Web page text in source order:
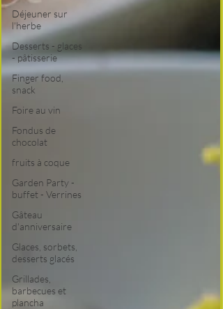
Déjeuner sur
l'herbe
Desserts - glaces
- pâtisserie
Finger food,
snack
Foire au vin
Fondus de
chocolat
fruits à coque
Garden Party -
buffet - Verrines
Gâteau
d'anniversaire
Glaces, sorbets,
desserts glacés
Grillades,
barbecues et
plancha